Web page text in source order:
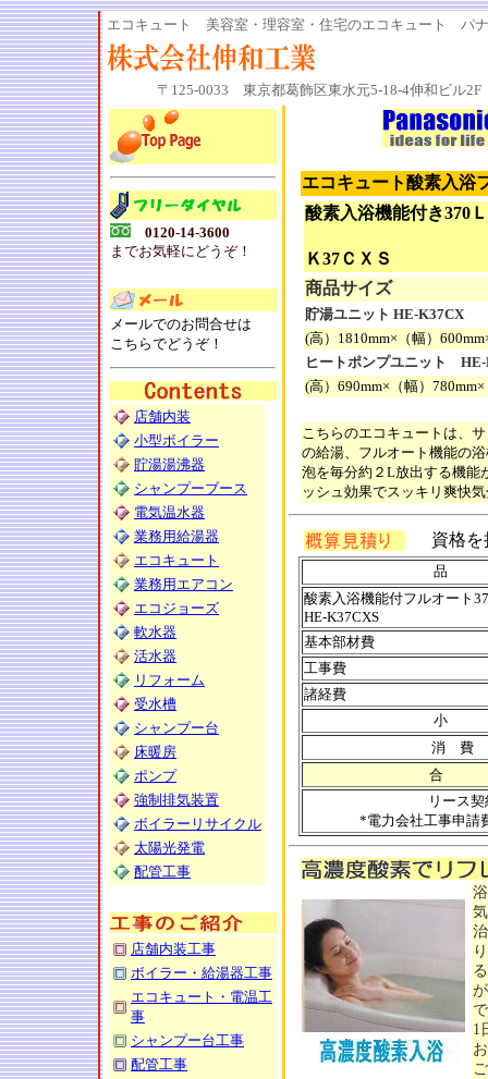
エコキュート 美容室・理容室・住宅のエコキュート パ
〒125-0033 東京都葛飾区東水元5-18-4伸和ビル
0120-14-3600
までお気軽にどうぞ！
メールでのお問合せは
こちらでどうぞ！
店舗内装
小型ボイラー
貯湯湯沸器
シャンプーブース
電気温水器
業務用給湯器
エコキュート
業務用エアコン
エコジョーズ
軟水器
活水器
リフォーム
受水槽
シャンプー台
床暖房
ポンプ
強制排気装置
ボイラーリサイクル
太陽光発電
配管工事
店舗内装工事
ボイラー・給湯器工事
エコキュート・電温工
事
シャンプー台工事
配管工事
エコキュート酸素入浴
酸素入浴機能付き370
Ｋ37ＣＸＳ
商品サイズ
貯湯ユニット HE-K37CX
(高）1810mm×（幅）
ヒートポンプユニット HE-
(高）690mm×（幅）
こちらのエコキュートは、
の給湯、フルオート機能の
泡を毎分約２L放出する機能
ッシュ効果でスッキリ爽快
資格
品
酸素入浴機能付フルオート
HE-K37CXS
基本部材費
工事費
諸経費
小
消 費
合
リース
*電力会社工事申請
1